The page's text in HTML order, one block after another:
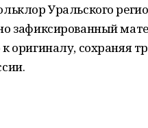
Уральского
зафиксированный
к оригиналу, сохраняя